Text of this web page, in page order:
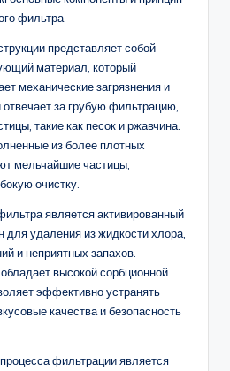
фильтра.
представляет собой
материал, который
механические загрязнения и
за грубую фильтрацию,
такие как песок и ржавчина.
из более плотных
мельчайшие частицы,
очистку.
является активированный
для удаления из жидкости хлора,
и неприятных запахов.
высокой сорбционной
эффективно устранять
качества и безопасность
фильтрации является